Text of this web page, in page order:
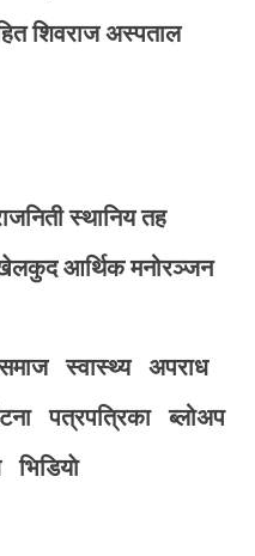
शिवराज अस्पताल
स्थानिय तह
आर्थिक मनोरञ्जन
स्वास्थ्य
अपराध
पत्रपत्रिका
ब्लोअप
भिडियाे